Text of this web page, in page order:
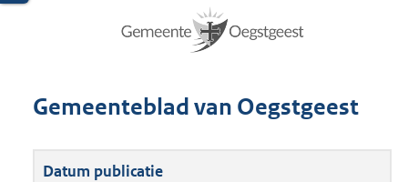
Gemeenteblad van Oegstgeest